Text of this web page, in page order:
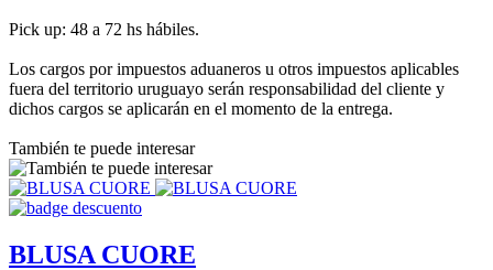
Pick up: 48 a 72 hs hábiles.
Los cargos por impuestos aduaneros u otros impuestos aplicables
fuera del territorio uruguayo serán responsabilidad del cliente y
dichos cargos se aplicarán en el momento de la entrega.
También te puede interesar
BLUSA CUORE